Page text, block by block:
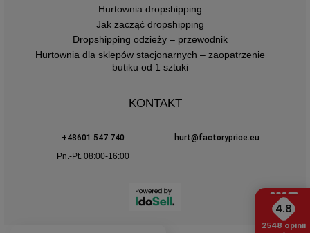
Hurtownia dropshipping
Jak zacząć dropshipping
Dropshipping odzieży – przewodnik
Hurtownia dla sklepów stacjonarnych – zaopatrzenie
butiku od 1 sztuki
KONTAKT
+48601 547 740
hurt@factoryprice.eu
Pn.-Pt. 08:00-16:00
4.8
2548 opinii